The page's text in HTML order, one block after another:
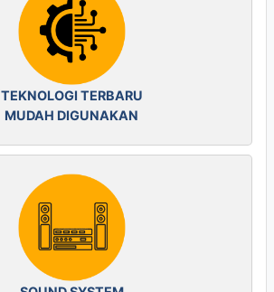
TEKNOLOGI TERBARU
MUDAH DIGUNAKAN